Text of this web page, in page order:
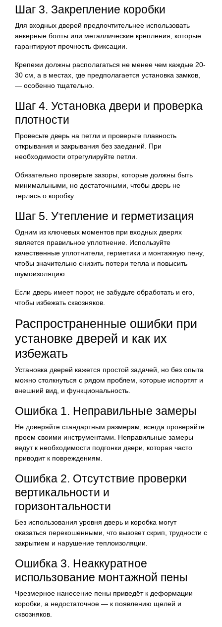
Шаг 3. Закрепление коробки
Для входных дверей предпочтительнее использовать
анкерные болты или металлические крепления, которые
гарантируют прочность фиксации.
Крепежи должны располагаться не менее чем каждые 20-
30 см, а в местах, где предполагается установка замков,
— особенно тщательно.
Шаг 4. Установка двери и проверка
плотности
Провесьте дверь на петли и проверьте плавность
открывания и закрывания без заеданий. При
необходимости отрегулируйте петли.
Обязательно проверьте зазоры, которые должны быть
минимальными, но достаточными, чтобы дверь не
терлась о коробку.
Шаг 5. Утепление и герметизация
Одним из ключевых моментов при входных дверях
является правильное уплотнение. Используйте
качественные уплотнители, герметики и монтажную пену,
чтобы значительно снизить потери тепла и повысить
шумоизоляцию.
Если дверь имеет порог, не забудьте обработать и его,
чтобы избежать сквозняков.
Распространенные ошибки при
установке дверей и как их
избежать
Установка дверей кажется простой задачей, но без опыта
можно столкнуться с рядом проблем, которые испортят и
внешний вид, и функциональность.
Ошибка 1. Неправильные замеры
Не доверяйте стандартным размерам, всегда проверяйте
проем своими инструментами. Неправильные замеры
ведут к необходимости подгонки двери, которая часто
приводит к повреждениям.
Ошибка 2. Отсутствие проверки
вертикальности и
горизонтальности
Без использования уровня дверь и коробка могут
оказаться перекошенными, что вызовет скрип, трудности с
закрытием и нарушение теплоизоляции.
Ошибка 3. Неаккуратное
использование монтажной пены
Чрезмерное нанесение пены приведёт к деформации
коробки, а недостаточное — к появлению щелей и
сквозняков.